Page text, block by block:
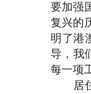
要加强
复兴的
明了港
导，我
每一项
居住